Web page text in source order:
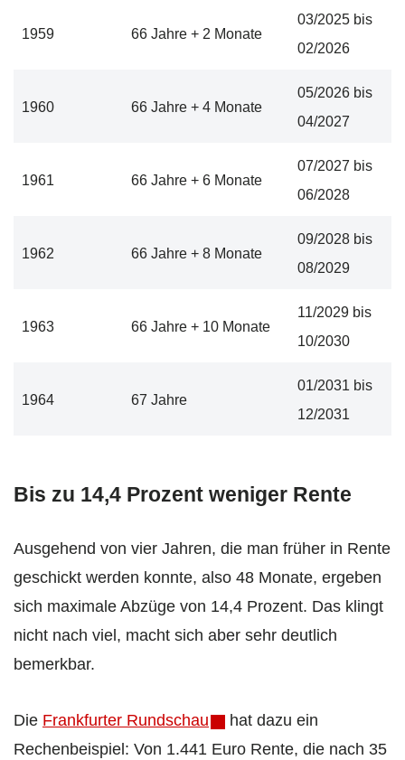
1959 66 Jahre + 2 Monate
03/2025 bis
02/2026
1960 66 Jahre + 4 Monate
05/2026 bis
04/2027
1961 66 Jahre + 6 Monate
07/2027 bis
06/2028
1962 66 Jahre + 8 Monate
09/2028 bis
08/2029
1963 66 Jahre + 10 Monate
11/2029 bis
10/2030
1964 67 Jahre
01/2031 bis
12/2031
Bis zu 14,4 Prozent weniger Rente
Ausgehend von vier Jahren, die man früher in Rente
geschickt werden konnte, also 48 Monate, ergeben
sich maximale Abzüge von 14,4 Prozent. Das klingt
nicht nach viel, macht sich aber sehr deutlich
bemerkbar.
Die Frankfurter Rundschau
hat dazu ein
Rechenbeispiel: Von 1.441 Euro Rente, die nach 35